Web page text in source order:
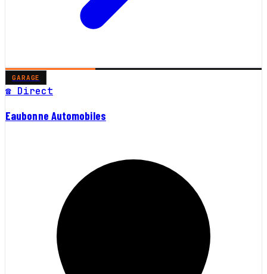
GARAGE
☎ Direct
Eaubonne Automobiles